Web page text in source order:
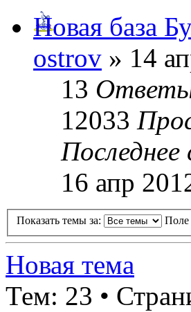
Новая база
ostrov » 14
13
12033
16 апр
Показать темы за: Поле
Новая тема
Тем: 23 •